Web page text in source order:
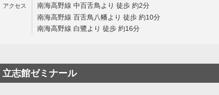
南海高野線 中百舌鳥より 徒歩 約2分
南海高野線 百舌鳥八幡より 徒歩 約10分
南海高野線 白鷺より 徒歩 約16分
立志館ゼミナール